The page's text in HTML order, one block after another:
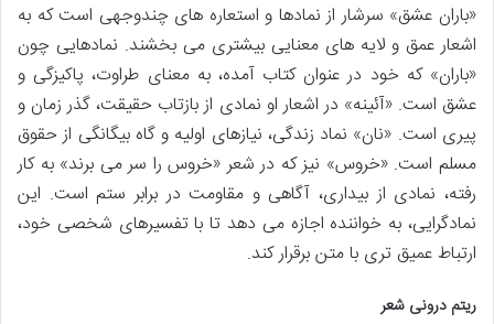
«باران عشق» سرشار از نمادها و استعاره های چندوجهی است که به
اشعار عمق و لایه های معنایی بیشتری می بخشند. نمادهایی چون
«باران» که خود در عنوان کتاب آمده، به معنای طراوت، پاکیزگی و
عشق است. «آئینه» در اشعار او نمادی از بازتاب حقیقت، گذر زمان و
پیری است. «نان» نماد زندگی، نیازهای اولیه و گاه بیگانگی از حقوق
مسلم است. «خروس» نیز که در شعر «خروس را سر می برند» به کار
رفته، نمادی از بیداری، آگاهی و مقاومت در برابر ستم است. این
نمادگرایی، به خواننده اجازه می دهد تا با تفسیرهای شخصی خود،
ارتباط عمیق تری با متن برقرار کند.
ریتم درونی شعر